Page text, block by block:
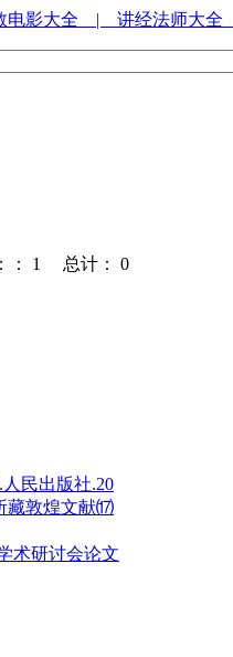
电影大全 | 讲经法师大全
： 1 总计： 0
民出版社.20
藏敦煌文献⒄
术研讨会论文